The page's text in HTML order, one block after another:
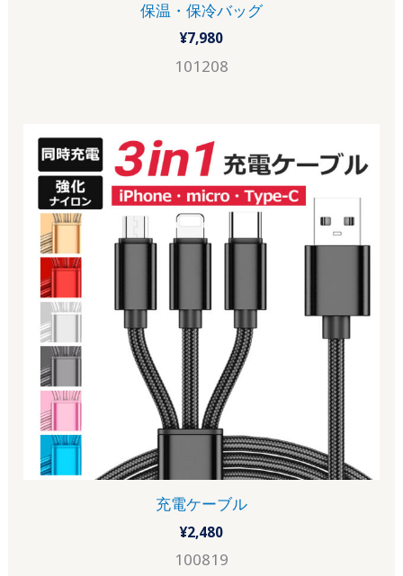
保温・保冷バッグ
¥7,980
101208
充電ケーブル
¥2,480
100819